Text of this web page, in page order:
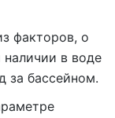
факторов, о
в воде
за бассейном.